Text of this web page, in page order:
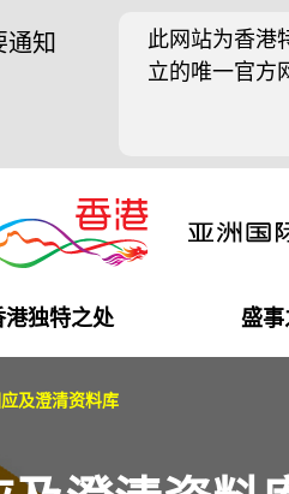
通知
此网站为香港
立的唯一官方
港独特之处 盛事
精选
@中国内地
@中东
应及澄清资料库